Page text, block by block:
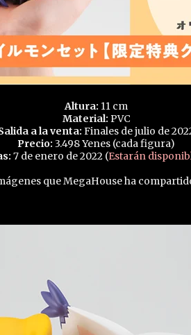
Altura: 11 cm
Material: PVC
a la venta: Finales de julio de
Precio: 3.498 Yenes (cada figura)
7 de enero de 2022 (Estarán
que MegaHouse ha